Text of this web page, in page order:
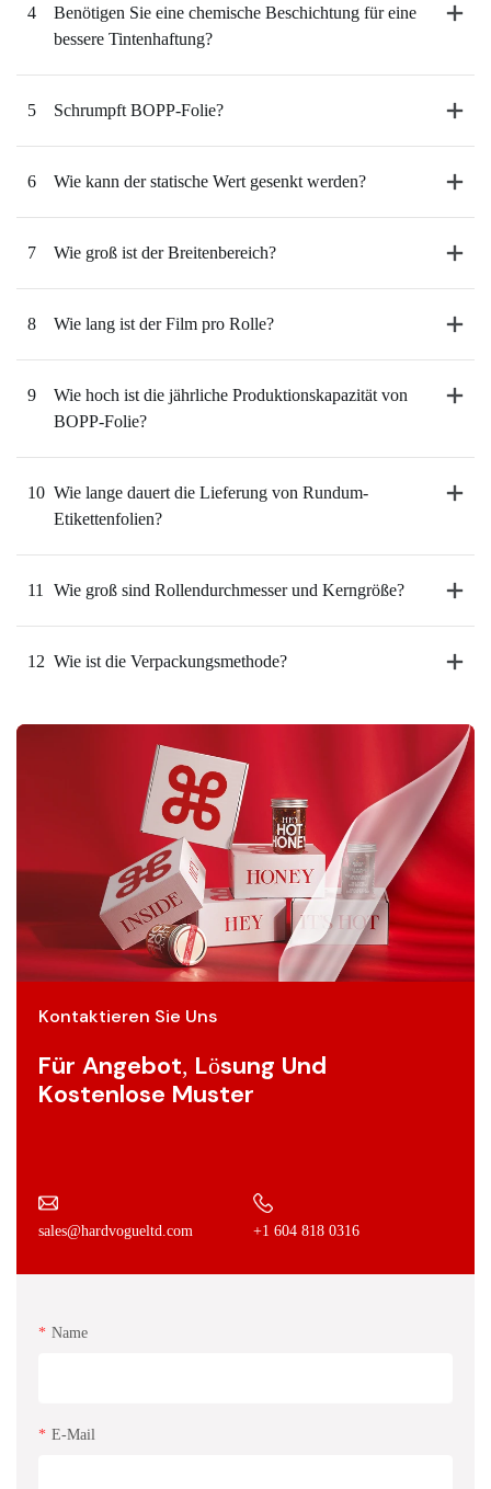
4
Benötigen Sie eine chemische Beschichtung für eine
bessere Tintenhaftung?
5 Schrumpft BOPP-Folie?
6 Wie kann der statische Wert gesenkt werden?
7 Wie groß ist der Breitenbereich?
8 Wie lang ist der Film pro Rolle?
9
Wie hoch ist die jährliche Produktionskapazität von
BOPP-Folie?
10 Wie lange dauert die Lieferung von Rundum-
Etikettenfolien?
11 Wie groß sind Rollendurchmesser und Kerngröße?
12 Wie ist die Verpackungsmethode?
Kontaktieren Sie Uns
Für Angebot, Lösung Und
Kostenlose Muster
sales@hardvogueltd.com +1 604 818 0316
Name
E-Mail